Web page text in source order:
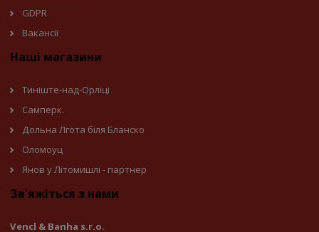
GDPR
Вакансії
Наші магазини
Тиніште-над-Орліці
Самперк.
Дольна Лгота біля Бланско
Оломоуц
Янов у Літомишлі - партнер
Зв'яжіться з нами
Vencl & Banha s.r.o.